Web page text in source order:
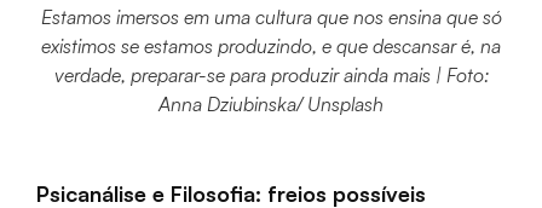
Estamos imersos em uma cultura que nos ensina que só
existimos se estamos produzindo, e que descansar é, na
verdade, preparar-se para produzir ainda mais | Foto:
Anna Dziubinska/ Unsplash
Psicanálise e Filosofia: freios possíveis